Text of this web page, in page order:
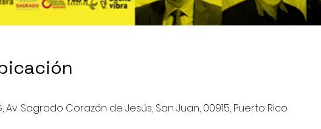
Av. Sagrado Corazón de Jesús, San Juan, 00915, Puerto Rico